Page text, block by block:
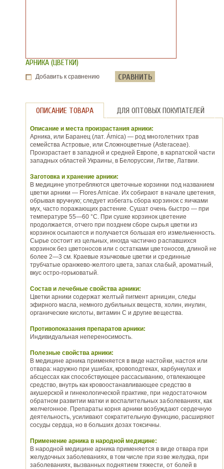
АРНИКА (ЦВЕТКИ)
Добавить к сравнению СРАВНИТЬ
ОПИСАНИЕ ТОВАРА ДЛЯ ОПТОВЫХ ПОКУПАТЕЛЕЙ
Описание и места произрастания арники:
Арника, или Баранец (лат. Árnica) — род многолетних трав
семейства Астровые, или Сложноцветные (Asteraceae).
Произрастает в западной и средней Европе, в карпатской части
западных областей Украины, в Белоруссии, Литве, Латвии.
Заготовка и хранение арники:
В медицине употребляются цветочные корзинки под названием
цветки арники — Flores Arnicae. Их собирают в начале цветения,
обрывая вручную; следует избегать сбора корзинок с яичками
мух, часто поражающих растение. Сушат очень быстро — при
температуре 55—60 °С. При сушке корзинок цветение
продолжается, отчего при позднем сборе сырья цветки из
корзинок осыпаются и получается большая его измельченность.
Сырье состоит из цельных, иногда частично распавшихся
корзинок без цветоносов или с остатками цветоносов, длиной не
более 2—3 см. Краевые язычковые цветки и срединные
трубчатые оранжево-желтого цвета, запах слабый, ароматный,
вкус остро-горьковатый.
Состав и лечебные свойства арники:
Цветки арники содержат желтый пигмент арницин, следы
эфирного масла, немного дубильных веществ, холин, инулин,
органические кислоты, витамин С и другие вещества.
Противопоказания препаратов арники:
Индивидуальная непереносимость.
Полезные свойства арники:
В медицине арника применяется в виде настойки, настоя или
отвара: наружно при ушибах, кровоподтеках, карбункулах и
абсцессах как способствующее рассасыванию, отвлекающее
средство, внутрь как кровоостанавливающее средство в
акушерской и гинекологической практике, при недостаточном
обратном развитии матки и воспалительных заболеваниях, как
желчегонное. Препараты корня арники возбуждают сердечную
деятельность, усиливают сократительную функцию, расширяют
сосуды сердца, но в больших дозах токсичны.
Применение арника в народной медицине:
В народной медицине арника применяется в виде отвара при
желудочных заболеваниях, в том числе при язве желудка, при
заболеваниях, вызванных поднятием тяжести, от болей в